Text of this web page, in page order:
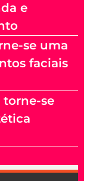
e
se uma
faciais
torne-se